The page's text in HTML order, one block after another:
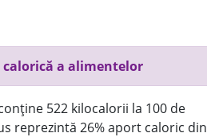
a alimentelor
522 kilocalorii la 100 de
reprezintă 26% aport caloric din